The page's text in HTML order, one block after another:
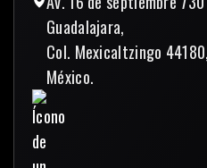
Guadalajara,
Col. Mexicaltzingo
México.